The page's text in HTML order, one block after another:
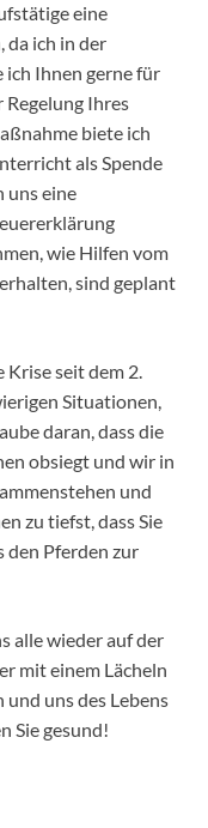
eine
da ich in der
ich Ihnen gerne für
Regelung Ihres
biete ich
als Spende
uns eine
wie Hilfen vom
sind geplant
Krise seit dem 2.
Situationen,
daran, dass die
obsiegt und wir in
und
zu tiefst, dass Sie
den Pferden zur
alle wieder auf der
mit einem Lächeln
uns des Lebens
Sie gesund!